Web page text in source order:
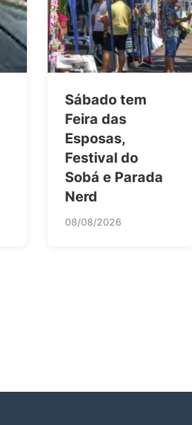
Sábado tem
Feira das
Esposas,
Festival do
Sobá e Parada
Nerd
08/08/2026